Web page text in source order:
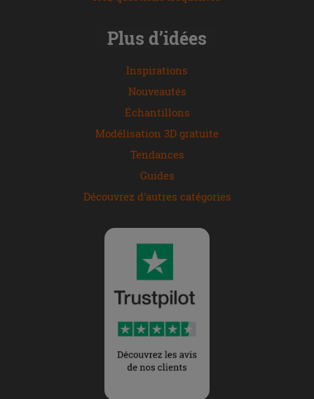
Plus d’idées
Inspirations
Nouveautés
Échantillons
Modélisation 3D gratuite
Tendances
Guides
Découvrez d'autres catégories